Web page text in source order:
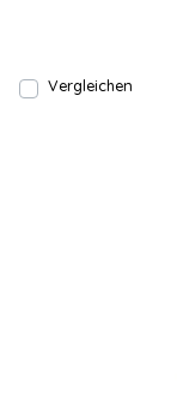
Vergleichen